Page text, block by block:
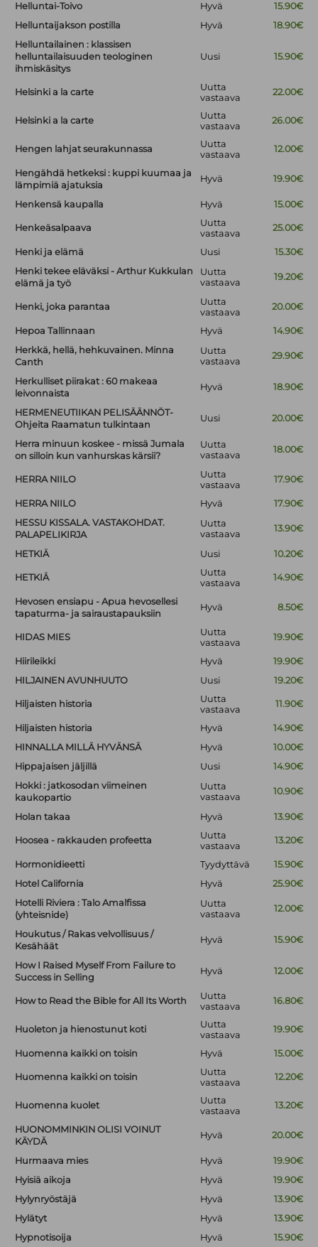
Helluntai-Toivo Hyvä
15.90€
Helluntaijakson postilla
Hyvä
18.90€
Helluntailainen : klassisen
helluntailaisuuden teologinen
ihmiskäsitys
Uusi 15.90€
Helsinki a la carte
Uutta
vastaava
22.00€
Helsinki a la carte
Uutta
vastaava
26.00€
Hengen lahjat seurakunnassa
Uutta
vastaava
12.00€
Hengähdä hetkeksi : kuppi kuumaa ja
lämpimiä ajatuksia
Hyvä 19.90€
Henkensä kaupalla Hyvä 15.00€
Henkeäsalpaava
Uutta
vastaava
25.00€
Henki ja elämä Uusi
15.30€
Henki tekee eläväksi - Arthur Kukkulan
elämä ja työ
Uutta
vastaava
19.20€
Henki, joka parantaa
Uutta
vastaava
20.00€
Hepoa Tallinnaan Hyvä
14.90€
Herkkä, hellä, hehkuvainen. Minna
Canth
Uutta
vastaava
29.90€
Herkulliset piirakat : 60 makeaa
leivonnaista
Hyvä 18.90€
HERMENEUTIIKAN PELISÄÄNNÖT-
Ohjeita Raamatun tulkintaan
Uusi 20.00€
Herra minuun koskee - missä Jumala
on silloin kun vanhurskas kärsii?
Uutta
vastaava
18.00€
HERRA NIILO
Uutta
vastaava
17.90€
HERRA NIILO Hyvä
17.90€
HESSU KISSALA. VASTAKOHDAT.
PALAPELIKIRJA
Uutta
vastaava
13.90€
HETKIÄ Uusi 10.20€
HETKIÄ
Uutta
vastaava
14.90€
Hevosen ensiapu - Apua hevosellesi
tapaturma- ja sairaustapauksiin
Hyvä 8.50€
HIDAS MIES
Uutta
vastaava
19.90€
Hiirileikki Hyvä
19.90€
HILJAINEN AVUNHUUTO
Uusi 19.20€
Hiljaisten historia
Uutta
vastaava
11.90€
Hiljaisten historia Hyvä
14.90€
HINNALLA MILLÄ HYVÄNSÄ
Hyvä
10.00€
Hippajaisen jäljillä
Uusi
14.90€
Hokki : jatkosodan viimeinen
kaukopartio
Uutta
vastaava
10.90€
Holan takaa Hyvä 13.90€
Hoosea - rakkauden profeetta
Uutta
vastaava
13.20€
Hormonidieetti Tyydyttävä
15.90€
Hotel California
Hyvä
25.90€
Hotelli Riviera : Talo Amalfissa
(yhteisnide)
Uutta
vastaava
12.00€
Houkutus / Rakas velvollisuus /
Kesähäät
Hyvä 15.90€
How I Raised Myself From Failure to
Success in Selling
Hyvä 12.00€
How to Read the Bible for All Its Worth
Uutta
vastaava
16.80€
Huoleton ja hienostunut koti
Uutta
vastaava
19.90€
Huomenna kaikki on toisin Hyvä 15.00€
Huomenna kaikki on toisin
Uutta
vastaava
12.20€
Huomenna kuolet
Uutta
vastaava
13.20€
HUONOMMINKIN OLISI VOINUT
KÄYDÄ
Hyvä 20.00€
Hurmaava mies Hyvä
19.90€
Hyisiä aikoja
Hyvä
19.90€
Hylynryöstäjä
Hyvä
13.90€
Hylätyt
Hyvä
13.90€
Hypnotisoija
Hyvä 15.90€